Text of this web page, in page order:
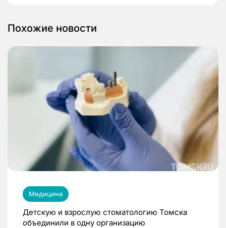
Похожие новости
Медицина
Детскую и взрослую стоматологию Томска
объединили в одну организацию